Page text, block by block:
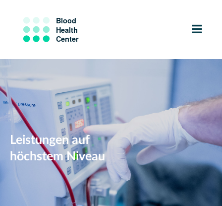
Home
Leistungen
Philosophie
Team
Leistungen auf
höchstem Niveau